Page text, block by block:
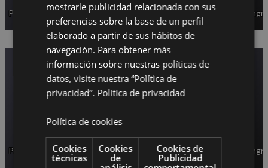
Palacio de exposiciones y congresosPalacio de exposiciones y
Palacio de exposiciones y congresos Palacio de exposiciones y
mostrarle publicidad relacionada con sus
preferencias sobre la base de un perfil
elaborado a partir de sus hábitos de
navegación. Para obtener más
información sobre nuestras políticas de
datos, visite nuestra “Política de
privacidad”. Política de privacidad
Política de cookies
Cookies
técnicas
Cookies
de
Cookies de
Publicidad